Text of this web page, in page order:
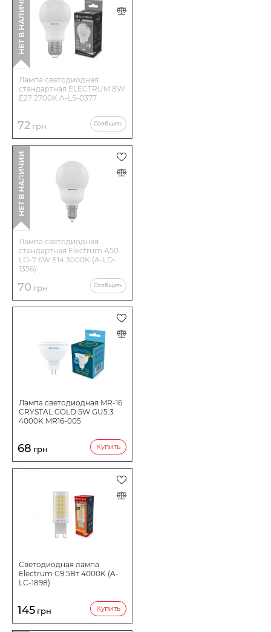
Лампа светодиодная
стандартная ELECTRUM 8W
E27 2700K A-LS-0377
72 грн Сообщить
НЕТ В НАЛИЧИИ
Лампа светодиодная
стандартная Electrum А50
LD-7 6W E14 3000K (A-LD-
1356)
70 грн Сообщить
НЕТ В НАЛИЧИИ
Лампа светодиодная MR-16
CRYSTAL GOLD 5W GU5.3
4000K MR16-005
68 грн Купить
Светодиодная лампа
Electrum G9 5Вт 4000K (A-
LC-1898)
145 грн Купить